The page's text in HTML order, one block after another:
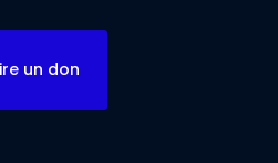
un don